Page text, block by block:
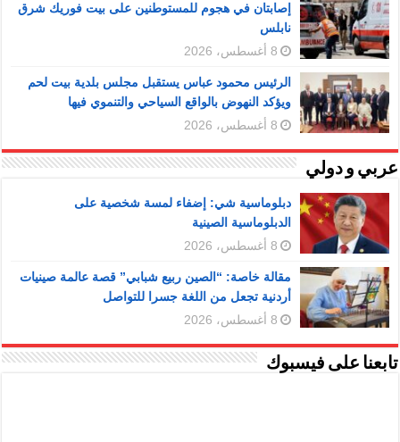
إصابتان في هجوم للمستوطنين على بيت فوريك شرق
نابلس
8 أغسطس، 2026
الرئيس محمود عباس يستقبل مجلس بلدية بيت لحم
ويؤكد النهوض بالواقع السياحي والتنموي فيها
8 أغسطس، 2026
عربي و دولي
دبلوماسية شي: إضفاء لمسة شخصية على
الدبلوماسية الصينية
8 أغسطس، 2026
مقالة خاصة: “الصين ربيع شبابي” قصة عالمة صينيات
أردنية تجعل من اللغة جسرا للتواصل
8 أغسطس، 2026
تابعنا على فيسبوك